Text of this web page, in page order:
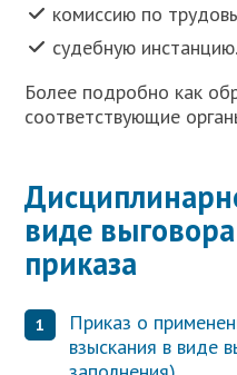
комиссию по
судебную инстанцию.
Более подробно как
соответствующие
виде
приказа
Приказ о
взыскания в виде